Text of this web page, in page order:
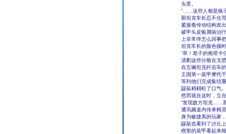
头里。
“……这些人都是疯
那坦克车长忍不住
紧接着传动结构发
破甲头皮银屑病治
上非常痒怎么回事
坦克车长的脸色顿
“草！老子的炮塔卡
清剿这些分散在戈
在五辆坦克歼击车
王国第一装甲摩托
等到他们完成集结
鼹鼠稍稍松了口气。
然而就在这时，立
“发现敌方坦克……
通讯频道内传来精
身为敏捷系的玩家
鼹鼠也看到了沙丘
楔形的装甲看起来